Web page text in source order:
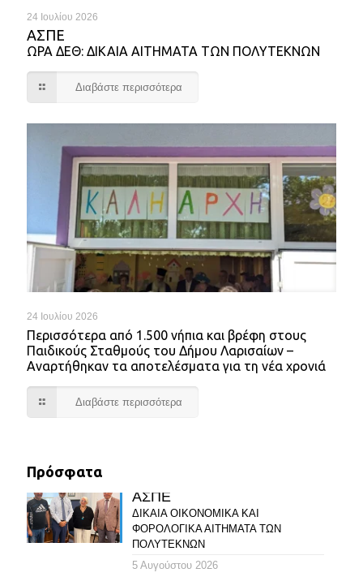
24 Ιουλίου 2026
ΑΣΠΕ
ΩΡΑ ΔΕΘ: ΔΙΚΑΙΑ ΑΙΤΗΜΑΤΑ ΤΩΝ ΠΟΛΥΤΕΚΝΩΝ
Διαβάστε περισσότερα
24 Ιουλίου 2026
Περισσότερα από 1.500 νήπια και βρέφη στους
Παιδικούς Σταθμούς του Δήμου Λαρισαίων –
Αναρτήθηκαν τα αποτελέσματα για τη νέα χρονιά
Διαβάστε περισσότερα
Πρόσφατα
ΑΣΠΕ
ΔΙΚΑΙΑ ΟΙΚΟΝΟΜΙΚΑ ΚΑΙ
ΦΟΡΟΛΟΓΙΚΑ ΑΙΤΗΜΑΤΑ ΤΩΝ
ΠΟΛΥΤΕΚΝΩΝ
5 Αυγούστου 2026